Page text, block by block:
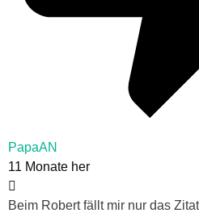
PapaAN
11 Monate her
Beim Robert fällt mir nur das